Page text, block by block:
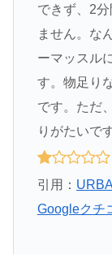
できず、2
ません。な
ーマッスル
す。物足り
です。ただ
りがたいです
引用：
Googleクチ